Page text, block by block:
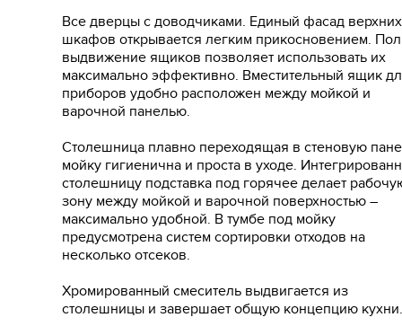
Все дверцы с доводчиками. Единый фасад верхних
шкафов открывается легким прикосновением.
выдвижение ящиков позволяет использовать их
максимально эффективно. Вместительный ящик
приборов удобно расположен между мойкой и
варочной панелью.
Столешница плавно переходящая в стеновую
мойку гигиенична и проста в уходе.
столешницу подставка под горячее делает
зону между мойкой и варочной поверхностью –
максимально удобной. В тумбе под мойку
предусмотрена систем сортировки отходов на
несколько отсеков.
Хромированный смеситель выдвигается из
столешницы и завершает общую концепцию кухни.